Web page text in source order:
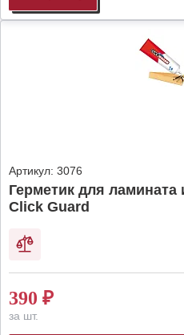
Артикул: 3076
Герметик для ламината
Click Guard
390 ₽
за шт.